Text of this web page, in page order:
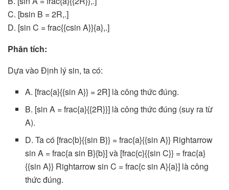
C. [bsin B = 2R,.]
D. [sin C = frac{{csin A}}{a},.]
Phân tích:
Dựa vào Định lý sin, ta có:
A. [frac{a}{{sin A}} = 2R] là công thức đúng.
B. [sin A = frac{a}{{2R}}] là công thức đúng (suy ra từ
A).
D. Ta có [frac{b}{{sin B}} = frac{a}{{sin A}} Rightarrow
sin A = frac{a sin B}{b}] và [frac{c}{{sin C}} = frac{a}
{{sin A}} Rightarrow sin C = frac{c sin A}{a}] là công
thức đúng.